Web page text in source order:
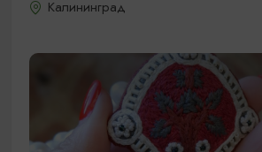
Калининград